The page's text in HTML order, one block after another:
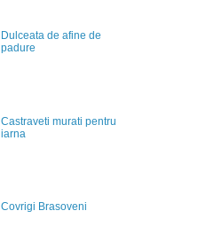
Dulceata de afine de
padure
Castraveti murati pentru
iarna
Covrigi Brasoveni